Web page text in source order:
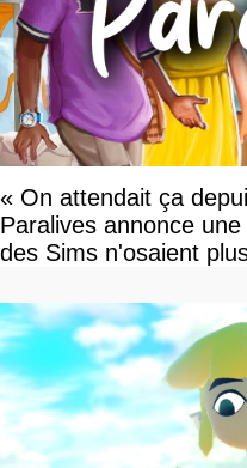
« On attendait ça
Paralives annonce
des Sims n'osaient